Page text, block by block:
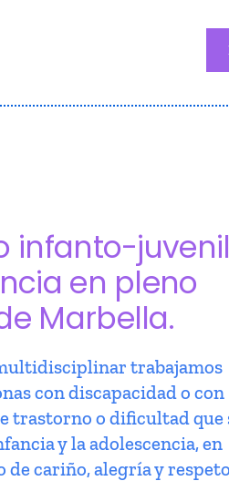
infanto-juvenil
en pleno
Marbella.
trabajamos
con discapacidad o con
trastorno o dificultad que
y la adolescencia, en
cariño, alegría y